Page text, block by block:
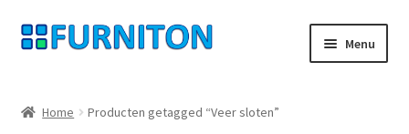
Ga
door
navigatie
Ga
naar
inhoud
Menu
Home Producten getagged “Veer sloten”